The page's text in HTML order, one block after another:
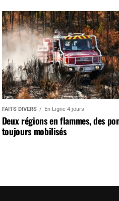
FAITS DIVERS En Ligne 4 jours
Deux régions en flammes, des
toujours mobilisés